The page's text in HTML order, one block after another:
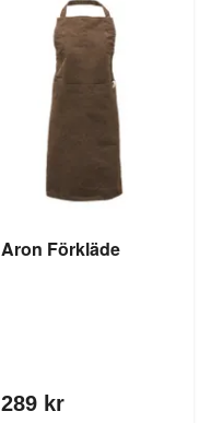
Aron Förkläde
289 kr